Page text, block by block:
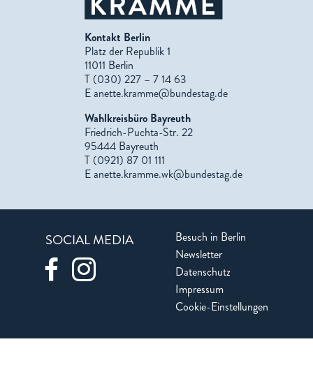
Kontakt Berlin
Platz der Republik 1
11011 Berlin
T (030) 227 – 7 14 63
Eanette.kramme@bundestag.de
Wahlkreisbüro Bayreuth
Friedrich-Puchta-Str. 22
95444 Bayreuth
T (0921) 87 01 111
Eanette.kramme.wk@bundestag.de
SOCIAL MEDIA
Besuch in Berlin
Newsletter
Datenschutz
Impressum
Cookie-Einstellungen